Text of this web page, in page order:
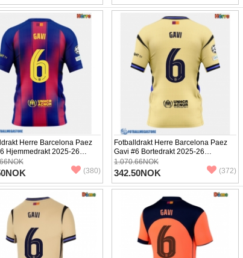
Herre Barcelona Paez
Hjemmedrakt 2025-26
(380)
Fotballdrakt Herre Barcelona Paez
Gavi #6 Bortedrakt 2025-26
Kortermet
1.070.66NOK
342.50NOK (372)